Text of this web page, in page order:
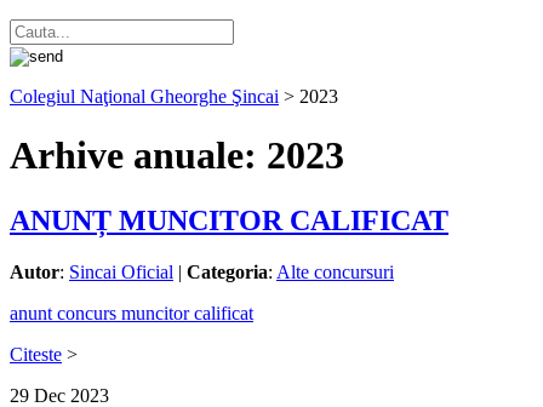
Colegiul Naţional Gheorghe Şincai > 2023
Arhive anuale: 2023
ANUNȚ MUNCITOR CALIFICAT
Autor: Sincai Oficial | Categoria: Alte concursuri
anunt concurs muncitor calificat
Citeste >
29 Dec 2023